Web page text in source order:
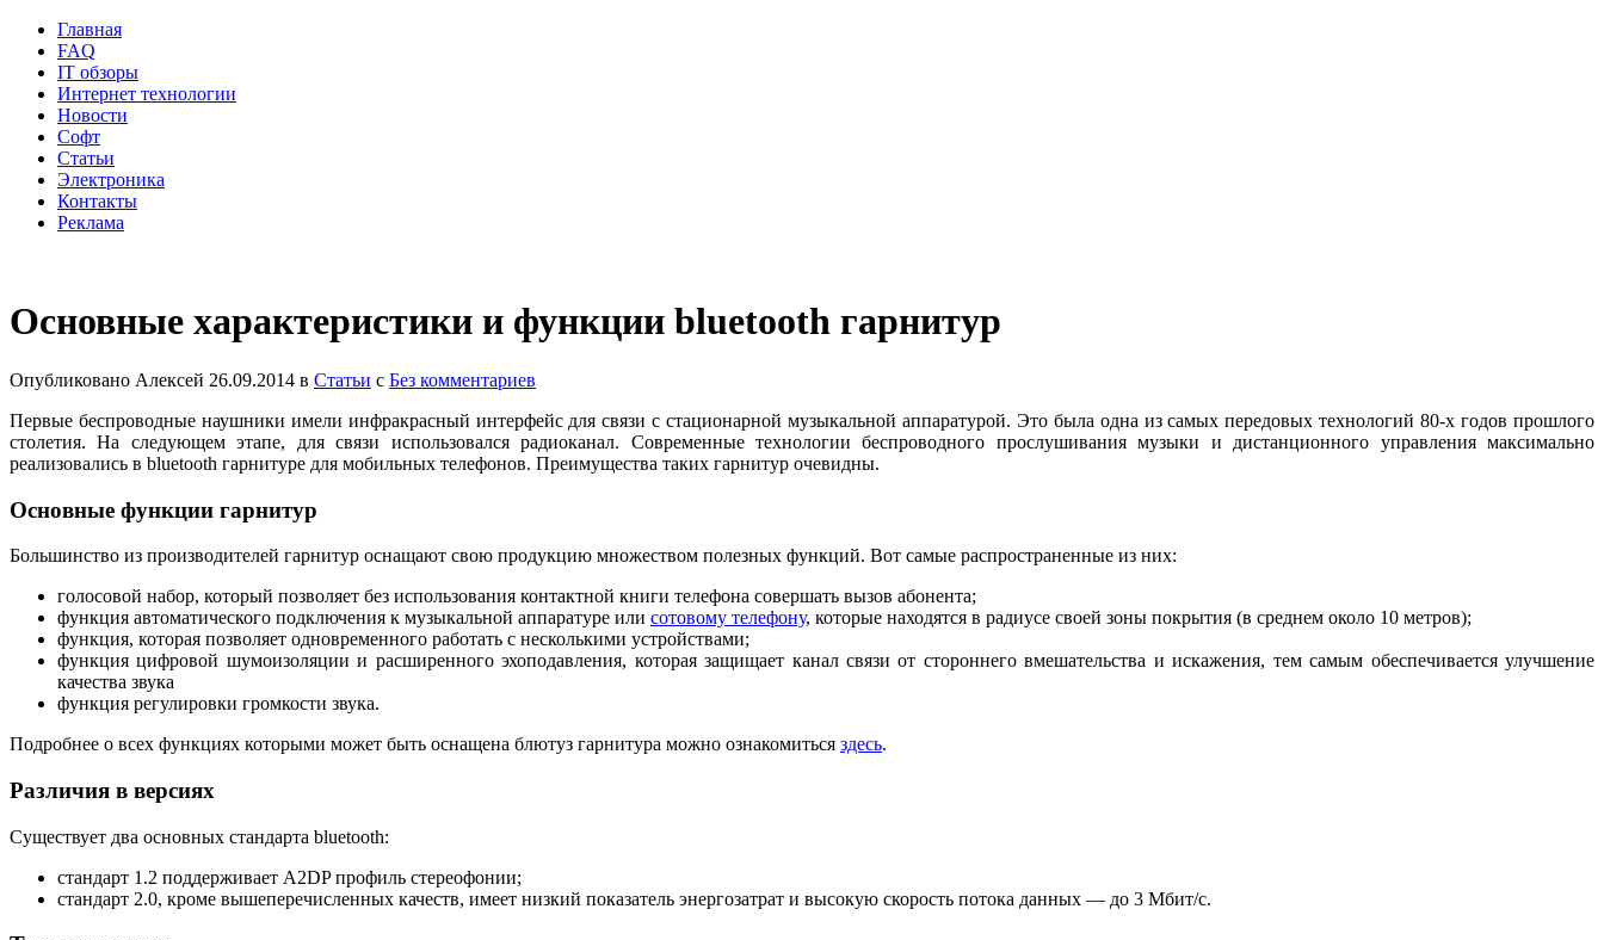
Главная
FAQ
IT обзоры
Интернет технологии
Новости
Софт
Статьи
Электроника
Контакты
Реклама
Основные характеристики и функции bluetooth гарнитур
Опубликовано Алексей 26.09.2014 в Статьи с Без комментариев
Первые беспроводные наушники имели инфракрасный интерфейс для связи с стационарной музыкальной аппаратурой. Это была одна из самых передовых технологий 80-х годов прошлого
столетия. На следующем этапе, для связи использовался радиоканал. Современные технологии беспроводного прослушивания музыки и дистанционного управления максимально
реализовались в bluetooth гарнитуре для мобильных телефонов. Преимущества таких гарнитур очевидны.
Основные функции гарнитур
Большинство из производителей гарнитур оснащают свою продукцию множеством полезных функций. Вот самые распространенные из них:
голосовой набор, который позволяет без использования контактной книги телефона совершать вызов абонента;
функция автоматического подключения к музыкальной аппаратуре или сотовому телефону, которые находятся в радиусе своей зоны покрытия (в среднем около 10 метров);
функция, которая позволяет одновременного работать с несколькими устройствами;
функция цифровой шумоизоляции и расширенного эхоподавления, которая защищает канал связи от стороннего вмешательства и искажения, тем самым обеспечивается улучшение
качества звука
функция регулировки громкости звука.
Подробнее о всех функциях которыми может быть оснащена блютуз гарнитура можно ознакомиться здесь.
Различия в версиях
Существует два основных стандарта bluetooth:
стандарт 1.2 поддерживает A2DP профиль стереофонии;
стандарт 2.0, кроме вышеперечисленных качеств, имеет низкий показатель энергозатрат и высокую скорость потока данных — до 3 Мбит/с.